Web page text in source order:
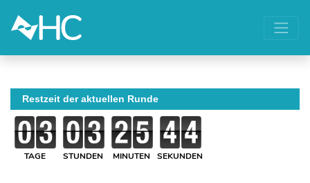
Restzeit der aktuellen Runde
TAGE STUNDEN MINUTEN SEKUNDEN